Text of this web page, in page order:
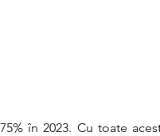
în 2023. Cu toate